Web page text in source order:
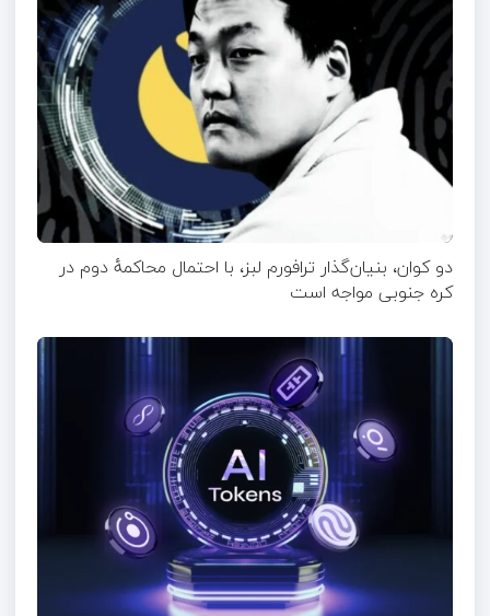
دو کوان، بنیان‌گذار ترافورم لبز، با احتمال محاکمهٔ دوم در
کره جنوبی مواجه است